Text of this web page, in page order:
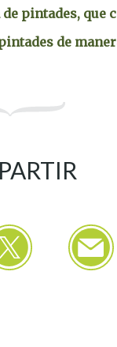
pintades, que
de